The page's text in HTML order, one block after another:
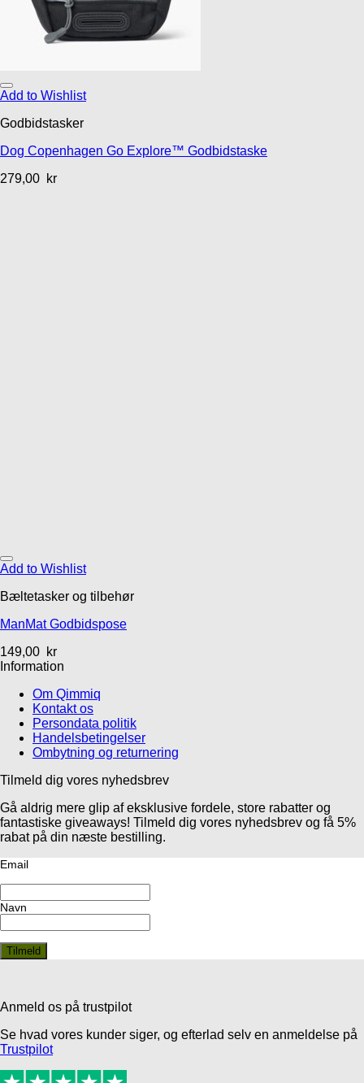
Add to Wishlist
Godbidstasker
Dog Copenhagen Go Explore™ Godbidstaske
279,00 kr
Add to Wishlist
Bæltetasker og tilbehør
ManMat Godbidspose
149,00 kr
Information
Om Qimmiq
Kontakt os
Persondata politik
Handelsbetingelser
Ombytning og returnering
Tilmeld dig vores nyhedsbrev
Gå aldrig mere glip af eksklusive fordele, store rabatter og
fantastiske giveaways! Tilmeld dig vores nyhedsbrev og få 5%
rabat på din næste bestilling.
Email
Navn
Anmeld os på trustpilot
Se hvad vores kunder siger, og efterlad selv en anmeldelse på
Trustpilot